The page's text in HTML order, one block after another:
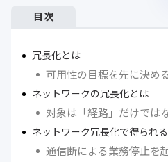
目次
冗長化とは
可用性の目標を先に決める
ネットワークの冗長化とは
対象は「経路」だけでは
ネットワーク冗長化で得られ
通信断による業務停止を